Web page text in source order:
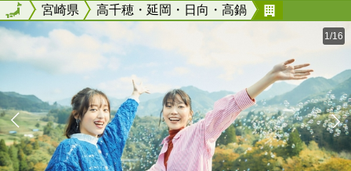
全国宮崎県 高千穂・延岡・日向・高鍋
全国
1/16